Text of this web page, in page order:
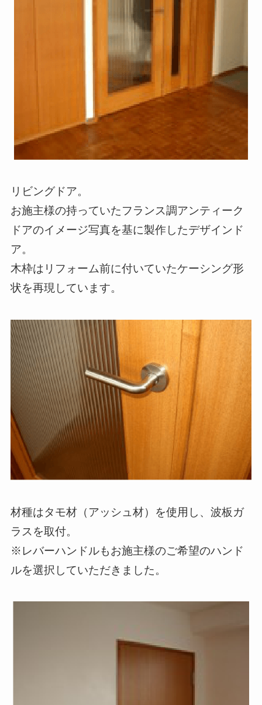
リビングドア。
お施主様の持っていたフランス調アンティーク
ドアのイメージ写真を基に製作したデザインド
ア。
木枠はリフォーム前に付いていたケーシング形
状を再現しています。
材種はタモ材（アッシュ材）を使用し、波板ガ
ラスを取付。
※レバーハンドルもお施主様のご希望のハンド
ルを選択していただきました。